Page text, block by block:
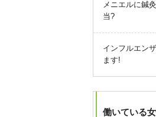
メニエルに鍼
当?
インフルエン
ます!
働いている